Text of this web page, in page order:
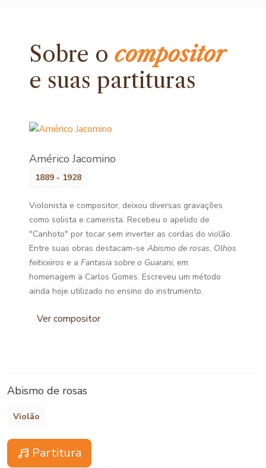
Sobre ocompositor
e suas partituras
Américo Jacomino
1889 - 1928
Violonista e compositor, deixou diversas gravações
como solista e camerista. Recebeu o apelido de
"Canhoto" por tocar sem inverter as cordas do violão.
Entre suas obras destacam-seAbismo de rosas, Olhos
feiticeiros e aFantasia sobre o Guarani, em
homenagem a Carlos Gomes. Escreveu um método
ainda hoje utilizado no ensino do instrumento.
Ver compositor
Abismo de rosas
Violão
Partitura